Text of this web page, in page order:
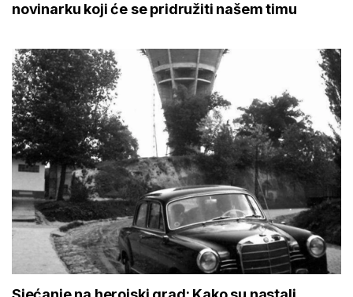
novinarku koji će se pridružiti našem timu